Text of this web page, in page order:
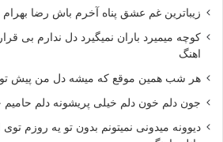
زیباترین غم عشق پناه آخرم باش رضا بهرام
کوچه میمیرد باران نمیگیرد دل ندارم بی
اهنگ
هر شب همین موقع که میشه دل من پیش
جون دلم خون دلم خیلی پریشونه دلم حامیم
دیوونه میدونی نمیتونم بدون تو یه روزم